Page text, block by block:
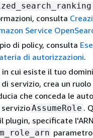
consulta
Service
di policy, consulta
di autorizzazioni.
cui esiste il tuo
servizio, crea un ruolo
che conceda le
servizioAssumeRole .
plugin, specificate